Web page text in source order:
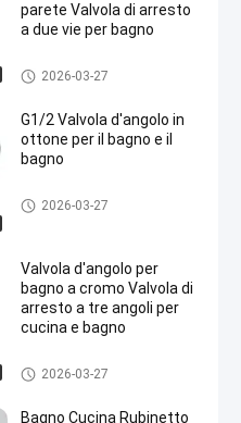
parete Valvola di arresto
a due vie per bagno
Valvole di angolo
2026-03-27
G1/2 Valvola d'angolo in
ottone per il bagno e il
bagno
Valvole di angolo
2026-03-27
Valvola d'angolo per
bagno a cromo Valvola di
arresto a tre angoli per
cucina e bagno
Valvole di angolo
2026-03-27
Bagno Cucina Rubinetto